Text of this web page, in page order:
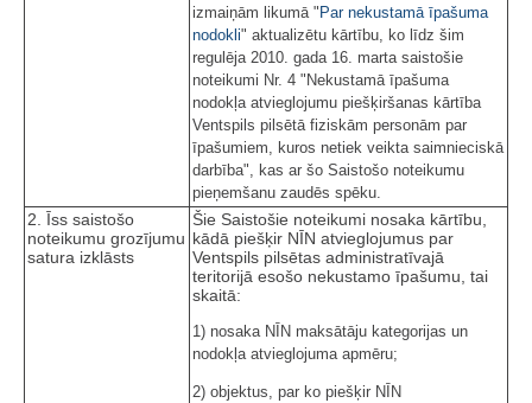
izmaiņām likumā " Par nekustamā īpašuma
nodokli" aktualizētu kārtību, ko līdz šim
regulēja 2010. gada 16. marta saistošie
noteikumi Nr. 4 "Nekustamā īpašuma
nodokļa atvieglojumu piešķiršanas kārtība
Ventspils pilsētā fiziskām personām par
īpašumiem, kuros netiek veikta saimnieciskā
darbība", kas ar šo Saistošo noteikumu
pieņemšanu zaudēs spēku.
2. Īss saistošo
noteikumu grozījumu
satura izklāsts
Šie Saistošie noteikumi nosaka kārtību,
kādā piešķir NĪN atvieglojumus par
Ventspils pilsētas administratīvajā
teritorijā esošo nekustamo īpašumu, tai
skaitā:
1) nosaka NĪN maksātāju kategorijas un
nodokļa atvieglojuma apmēru;
2) objektus, par ko piešķir NĪN